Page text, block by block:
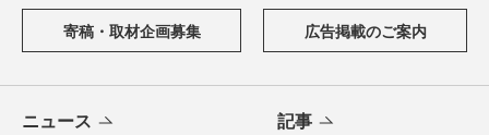
寄稿・取材企画募集 広告掲載のご案内
ニュース 記事